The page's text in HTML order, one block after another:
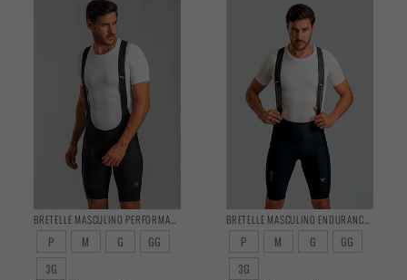
BRETELLE MASCULINO PERFORMANCE 2025
P M G
GG
3G
BRETELLE MASCULINO ENDURANCE 2025
P M G
GG
3G